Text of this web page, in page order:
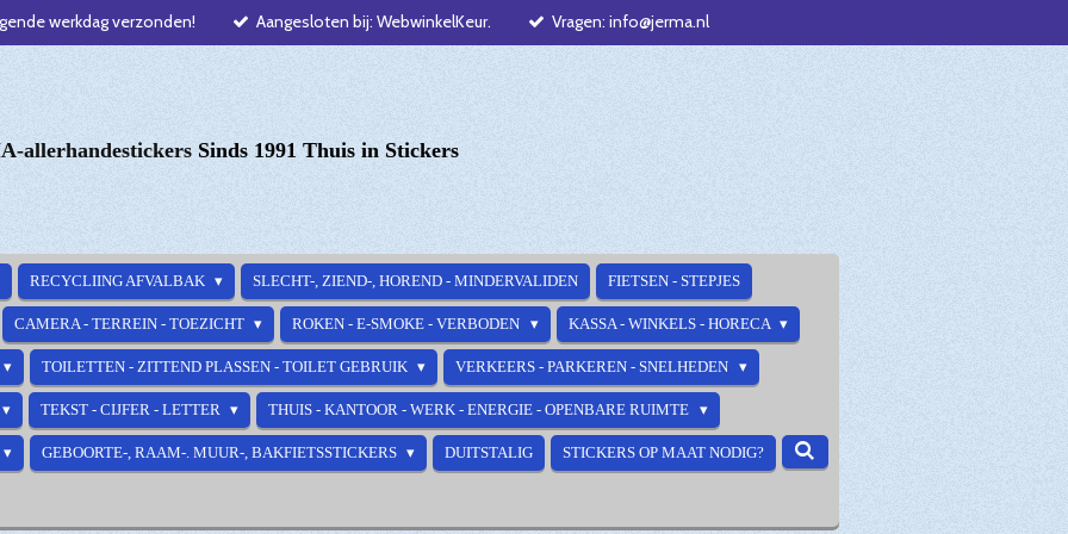
werkdag verzonden! Aangesloten bij: WebwinkelKeur. Vragen: info@jerma.nl
allerhandestickers Sinds 1991 Thuis in Stickers
RECYCLIING AFVALBAK SLECHT-, ZIEND-, HOREND - MINDERVALIDEN FIETSEN - STEPJES
CAMERA - TERREIN - TOEZICHT ROKEN - E-SMOKE - VERBODEN KASSA - WINKELS - HORECA
TOILETTEN - ZITTEND PLASSEN - TOILET GEBRUIK VERKEERS - PARKEREN - SNELHEDEN
TEKST - CIJFER - LETTER THUIS - KANTOOR - WERK - ENERGIE - OPENBARE RUIMTE
GEBOORTE-, RAAM-. MUUR-, BAKFIETSSTICKERS DUITSTALIG STICKERS OP MAAT NODIG?